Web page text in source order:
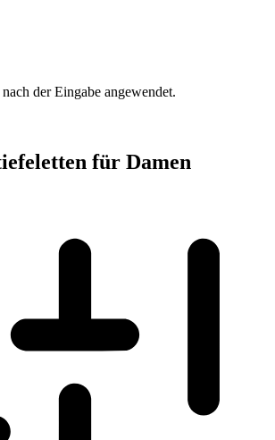
der Eingabe angewendet.
für Damen